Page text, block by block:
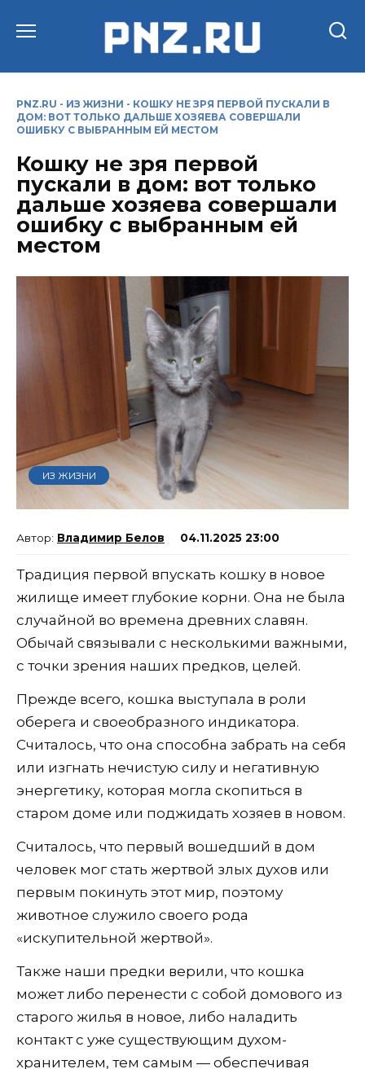
PNZ.RU - ИЗ ЖИЗНИ - КОШКУ НЕ ЗРЯ ПЕРВОЙ ПУСКАЛИ В
ДОМ: ВОТ ТОЛЬКО ДАЛЬШЕ ХОЗЯЕВА СОВЕРШАЛИ
ОШИБКУ С ВЫБРАННЫМ ЕЙ МЕСТОМ
Кошку не зря первой
пускали в дом: вот только
дальше хозяева совершали
ошибку с выбранным ей
местом
ИЗ ЖИЗНИ
Владимир Белов 04.11.2025 23:00
Традиция первой впускать кошку в новое
жилище имеет глубокие корни. Она не была
случайной во времена древних славян.
Обычай связывали с несколькими важными,
с точки зрения наших предков, целей.
Прежде всего, кошка выступала в роли
оберега и своеобразного индикатора.
Считалось, что она способна забрать на себя
или изгнать нечистую силу и негативную
энергетику, которая могла скопиться в
старом доме или поджидать хозяев в новом.
Считалось, что первый вошедший в дом
человек мог стать жертвой злых духов или
первым покинуть этот мир, поэтому
животное служило своего рода
«искупительной жертвой».
Также наши предки верили, что кошка
может либо перенести с собой домового из
старого жилья в новое, либо наладить
контакт с уже существующим духом-
хранителем, тем самым — обеспечивая